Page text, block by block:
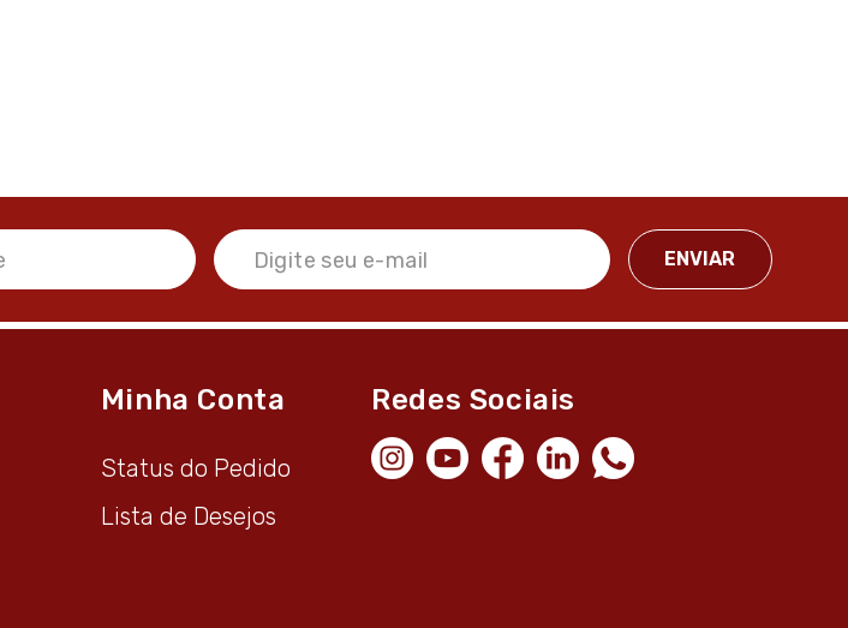
Minha Conta
Status do Pedido
Lista de Desejos
Redes Sociais